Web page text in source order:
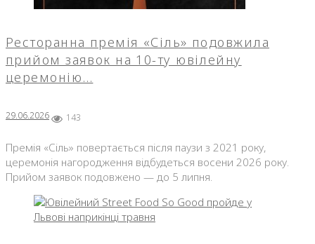
Ресторанна премія «Сіль» подовжила
прийом заявок на 10-ту ювілейну
церемонію…
29.06.2026 143
Премія «Сіль» повертається після паузи з 2021 року,
церемонія нагородження відбудеться восени 2026 року.
Прийом заявок подовжено — до 5 липня.